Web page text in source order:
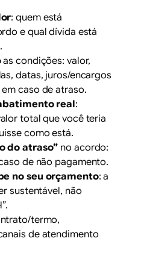
: quem está
e qual dívida está
as condições: valor,
datas, juros/encargos
caso de atraso.
real:
total que você teria
como está.
do atraso” no acordo:
de não pagamento.
no seu orçamento: a
sustentável, não
termo,
de atendimento